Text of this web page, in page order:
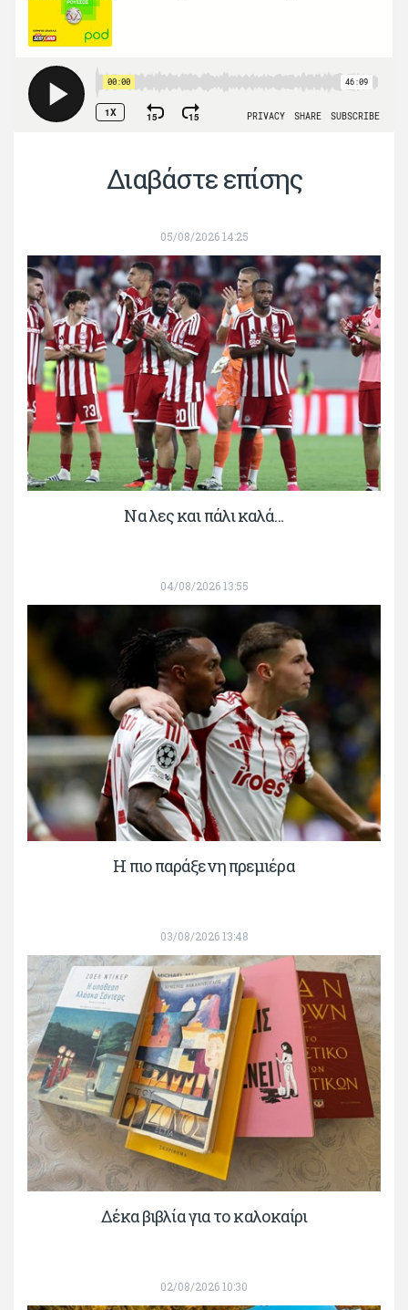
Διαβάστε επίσης
05/08/2026 14:25
Να λες και πάλι καλά…
04/08/2026 13:55
H πιο παράξενη πρεμιέρα
03/08/2026 13:48
Δέκα βιβλία για το καλοκαίρι
02/08/2026 10:30